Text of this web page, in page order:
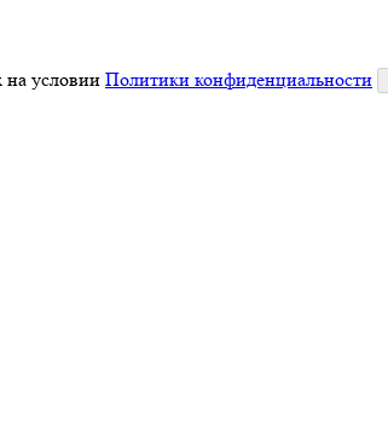
на условии Политики конфиденциальности